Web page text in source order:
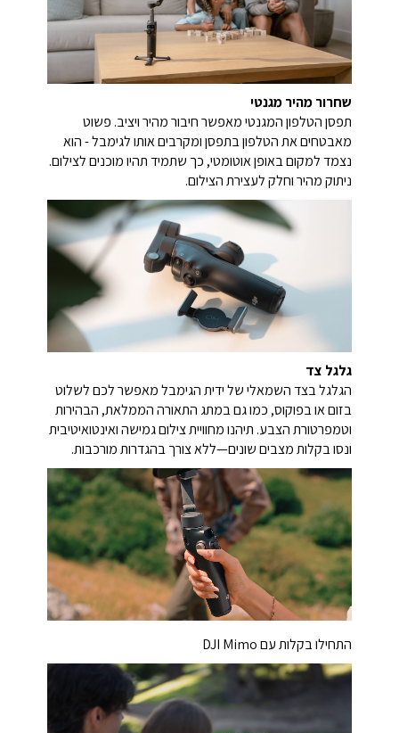
שחרור מהיר מגנטי
תפסן הטלפון המגנטי מאפשר חיבור מהיר ויציב. פשוט
מאבטחים את הטלפון בתפסן ומקרבים אותו לגימבל - הוא
נצמד למקום באופן אוטומטי, כך שתמיד תהיו מוכנים לצילום.
ניתוק מהיר וחלק לעצירת הצילום.
גלגל צד
הגלגל בצד השמאלי של ידית הגימבל מאפשר לכם לשלוט
בזום או בפוקוס, כמו גם במתג התאורה הממלאת, הבהירות
וטמפרטורת הצבע. תיהנו מחוויית צילום גמישה ואינטואיטיבית
ונסו בקלות מצבים שונים—ללא צורך בהגדרות מורכבות.
התחילו בקלות עם DJI Mimo